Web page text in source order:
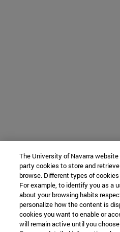
The University of Navarra
party cookies to store and
browse. Different types of
For example, to identify you as a
about your browsing habits
personalize how the content is
cookies you want to enable or
will remain active until you